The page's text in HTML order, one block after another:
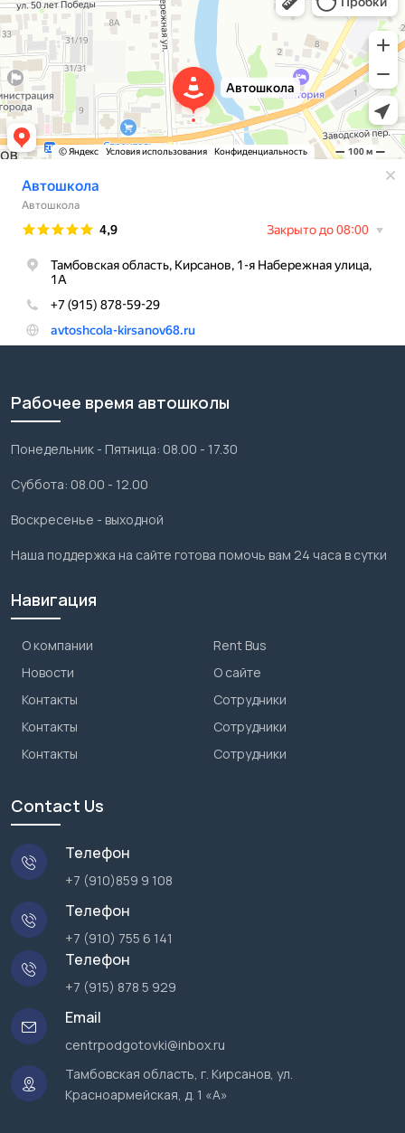
Рабочее время автошколы
Понедельник - Пятница: 08.00 - 17.30
Суббота: 08.00 - 12.00
Воскресенье - выходной
Наша поддержка на сайте готова помочь вам 24 часа в сутки
Навигация
О компании
Rent Bus
Новости
О сайте
Контакты
Сотрудники
Контакты
Сотрудники
Контакты
Сотрудники
Contact Us
Телефон
+7 (910)859 9 108
Телефон
+7 (910) 755 6 141
Телефон
+7 (915) 878 5 929
Email
centrpodgotovki@inbox.ru
Тамбовская область, г. Кирсанов, ул.
Красноармейская, д. 1 «А»